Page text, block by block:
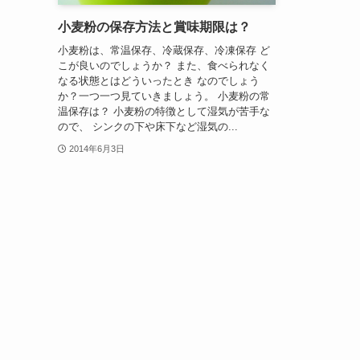
小麦粉の保存方法と賞味期限は？
小麦粉は、常温保存、冷蔵保存、冷凍保存 ど
こが良いのでしょうか？ また、食べられなく
なる状態とはどういったとき なのでしょう
か？一つ一つ見ていきましょう。 小麦粉の常
温保存は？ 小麦粉の特徴として湿気が苦手な
ので、 シンクの下や床下など湿気の...
2014年6月3日